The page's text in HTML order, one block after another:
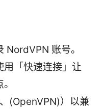
NordVPN 账号。
用「快速连接」让
(OpenVPN)）以兼